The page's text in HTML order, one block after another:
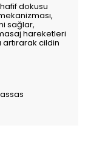
dokusu
sağlar,
hareketleri
artırarak cildin